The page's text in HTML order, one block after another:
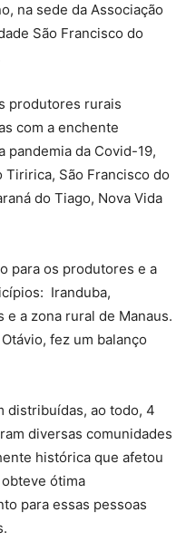
na sede da Associação
São Francisco do
produtores rurais
com a enchente
pandemia da Covid-19,
Tiririca, São Francisco do
do Tiago, Nova Vida
para os produtores e a
Iranduba,
e a zona rural de Manaus.
fez um balanço
distribuídas, ao todo, 4
diversas comunidades
histórica que afetou
ótima
para essas pessoas